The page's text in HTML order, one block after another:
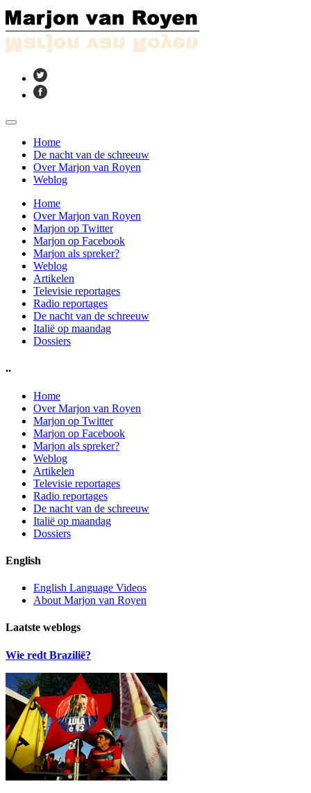
Home
De nacht van de schreeuw
Over Marjon van Royen
Weblog
Home
Over Marjon van Royen
Marjon op Twitter
Marjon op Facebook
Marjon als spreker?
Weblog
Artikelen
Televisie reportages
Radio reportages
De nacht van de schreeuw
Italië op maandag
Dossiers
..
Home
Over Marjon van Royen
Marjon op Twitter
Marjon op Facebook
Marjon als spreker?
Weblog
Artikelen
Televisie reportages
Radio reportages
De nacht van de schreeuw
Italië op maandag
Dossiers
English
English Language Videos
About Marjon van Royen
Laatste weblogs
Wie redt Brazilië?